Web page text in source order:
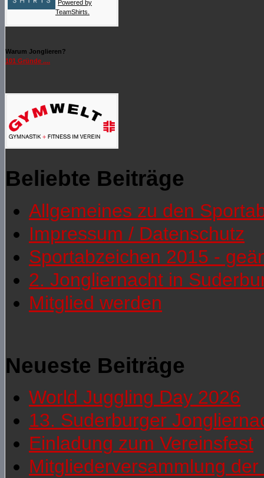
Powered by
TeamShirts.
Warum Jonglieren?
101 Gründe ....
Beliebte Beiträge
Allgemeines zu den
Impressum / Datenschutz
Sportabzeichen 2015 -
2. Jongliernacht in
Mitglied werden
Neueste Beiträge
World Juggling Day 2026
13. Suderburger
Einladung zum Vereinsfest
Mitgliederversammlung